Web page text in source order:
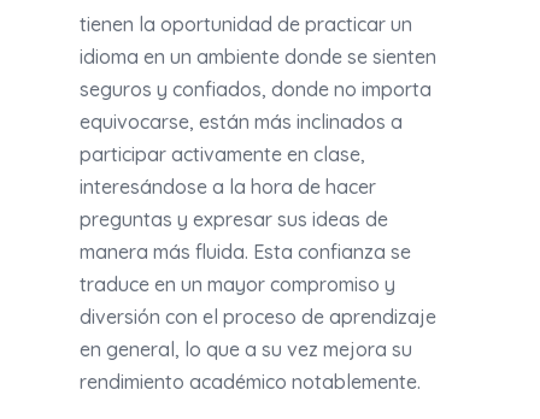
tienen la oportunidad de practicar un
idioma en un ambiente donde se sienten
seguros y confiados, donde no importa
equivocarse, están más inclinados a
participar activamente en clase,
interesándose a la hora de hacer
preguntas y expresar sus ideas de
manera más fluida. Esta confianza se
traduce en un mayor compromiso y
diversión con el proceso de aprendizaje
en general, lo que a su vez mejora su
rendimiento académico notablemente.